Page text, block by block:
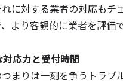
に対する業者の対応もチ
より客観的に業者を評価
応力と受付時間
まりは一刻を争うトラブ